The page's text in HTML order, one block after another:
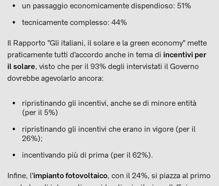
un passaggio economicamente dispendioso: 51%
tecnicamente complesso: 44%
Il Rapporto "Gli italiani, il solare e la green economy" mette
praticamente tutti d'accordo anche in tema di incentivi per
il solare, visto che per il 93% degli intervistati il Governo
dovrebbe agevolarlo ancora:
ripristinando gli incentivi, anche se di minore entità
(per il 5%)
ripristinando gli incentivi che erano in vigore (per il
26%);
incentivando più di prima (per il 62%).
Infine, l'impianto fotovoltaico, con il 24%, si piazza al primo